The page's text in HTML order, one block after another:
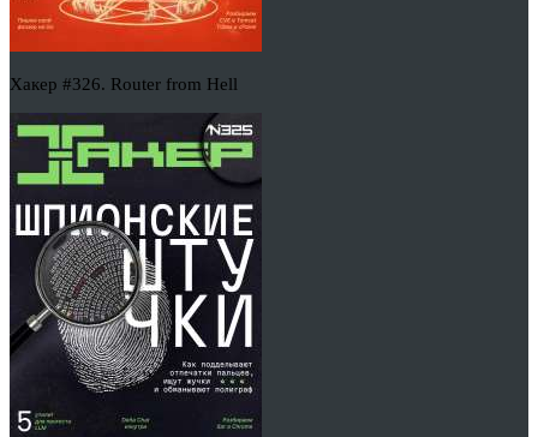
Хакер #326. Router from Hell